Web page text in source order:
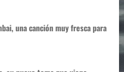
una canción muy fresca para